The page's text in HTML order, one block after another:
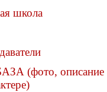
школа
(фото, описание